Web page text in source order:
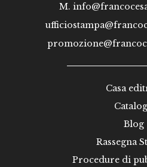
M.
Casa
Blog
Rassegna
Procedure di